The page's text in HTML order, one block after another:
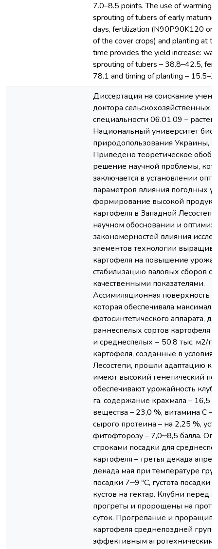
7.0–8.5 points. The use of warming
sprouting of tubers of early
days, fertilization (N90P90K120 on
of the cover crops) and planting at
time provides the yield increase:
sprouting of tubers – 38.8–42.5,
78.1 and timing of planting –
Диссертация на соискание
доктора сельскохозяйственных
специальности 06.01.09 –
Национальный университет
природопользования Украины,
Приведено теоретическое
решение научной проблемы,
заключается в установлении
параметров влияния погодных
формирование высокой
картофеля в Западной
научном обосновании и
закономерностей влияния
элементов технологии
картофеля на повышение
стабилизацию валовых сборов с
качественными показателями.
Ассимиляционная поверхность
которая обеспечивала
фотосинтетического аппарата,
раннеспелых сортов картофеля
и среднеспелых − 50,8 тыс. м2/
картофеля, созданные в
Лесостепи, прошли адаптацию к
имеют высокий генетический
обеспечивают урожайность
га, содержание крахмала – 16,5
вещества – 23,0 %, витамина С –
сырого протеина – на 2,25 %,
фитофторозу – 7,0‒8,5 балла.
строками посадки для
картофеля – третья декада
декада мая при температуре
посадки 7‒9 ºС, густота посадки
кустов на гектар. Клубни перед
прогреты и пророщены на
суток. Прогревание и
картофеля среднепоздней
эффективным агротехническим